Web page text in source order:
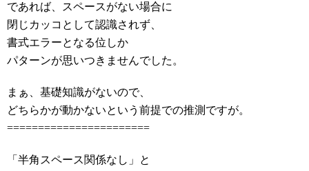
であれば、スペースがない場合に
閉じカッコとして認識されず、
書式エラーとなる位しか
パターンが思いつきませんでした。
まぁ、基礎知識がないので、
どちらかが動かないという前提での推測ですが。
=======================
「半角スペース関係なし」と